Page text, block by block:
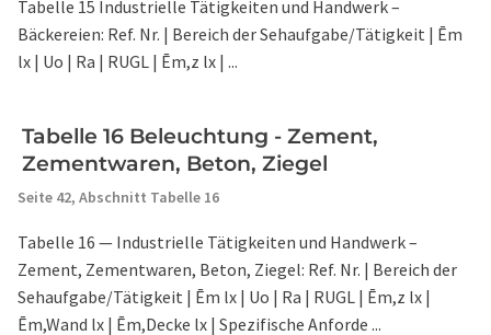
Tabelle 15 Industrielle Tätigkeiten und Handwerk –
Bäckereien: Ref. Nr. | Bereich der Sehaufgabe/Tätigkeit | Ēm
lx | Uo | Ra | RUGL | Ēm,z lx | ...
Tabelle 16 Beleuchtung - Zement,
Zementwaren, Beton, Ziegel
Seite 42, Abschnitt Tabelle 16
Tabelle 16 — Industrielle Tätigkeiten und Handwerk –
Zement, Zementwaren, Beton, Ziegel: Ref. Nr. | Bereich der
Sehaufgabe/Tätigkeit | Ēm lx | Uo | Ra | RUGL | Ēm,z lx |
Ēm,Wand lx | Ēm,Decke lx | Spezifische Anforde ...